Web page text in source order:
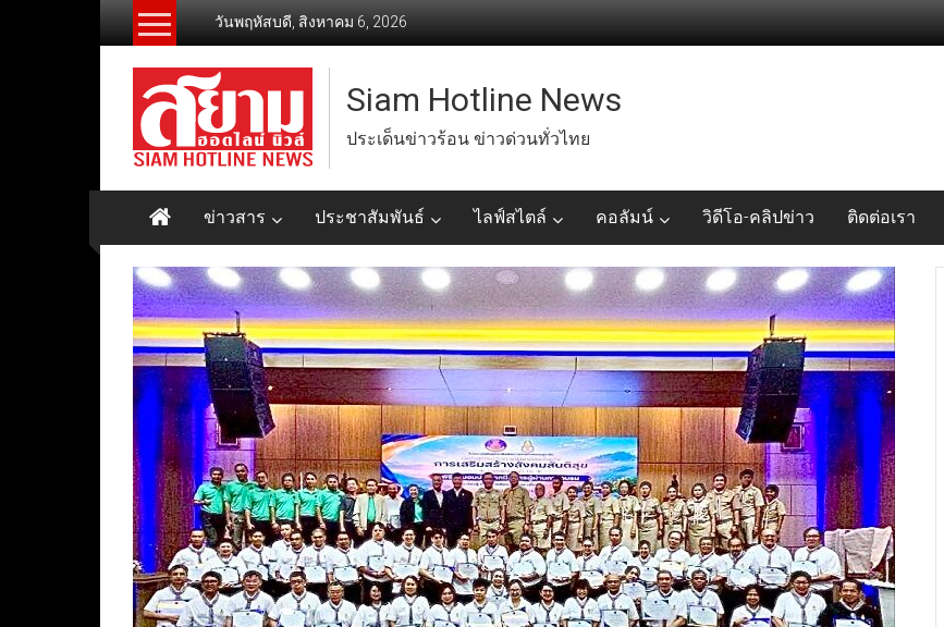
วันพฤหัสบดี, สิงหาคม 6, 2026
Siam Hotline News
ประเด็นข่าวร้อน ข่าวด่วนทั่วไทย
ข่าวสาร ประชาสัมพันธ์ ไลฟ์สไตล์ คอลัมน์ วิดีโอ-คลิปข่าว ติดต่อเรา